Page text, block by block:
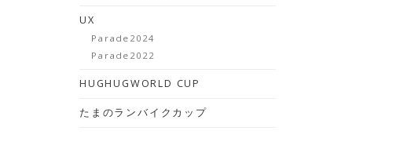
UX
Parade2024
Parade2022
HUGHUGWORLD CUP
たまのランバイクカップ